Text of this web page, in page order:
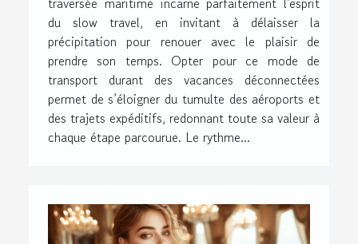
du slow travel, en invitant à délaisser la
précipitation pour renouer avec le plaisir de
prendre son temps. Opter pour ce mode de
transport durant des vacances déconnectées
permet de s’éloigner du tumulte des aéroports et
des trajets expéditifs, redonnant toute sa valeur à
chaque étape parcourue. Le rythme...